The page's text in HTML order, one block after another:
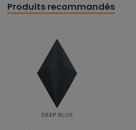
Produits recommandés